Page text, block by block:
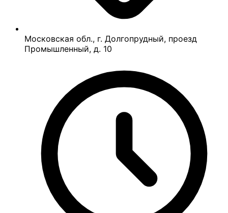
Московская обл., г. Долгопрудный, проезд
Промышленный, д. 10